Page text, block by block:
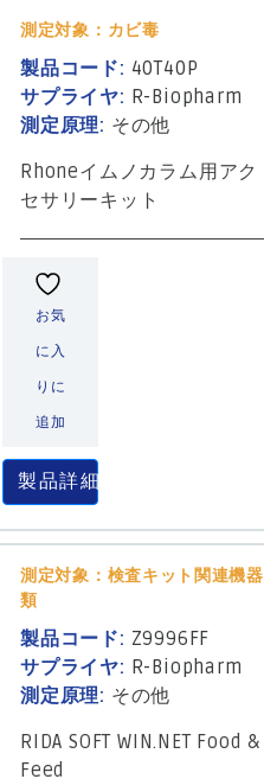
測定対象：カビ毒
製品コード: 40T40P
サプライヤ: R-Biopharm
測定原理: その他
Rhoneイムノカラム用アク
セサリーキット
お気
に入
りに
追加
製品詳細
測定対象：検査キット関連機器
類
製品コード: Z9996FF
サプライヤ: R-Biopharm
測定原理: その他
RIDA SOFT WIN.NET Food &
Feed